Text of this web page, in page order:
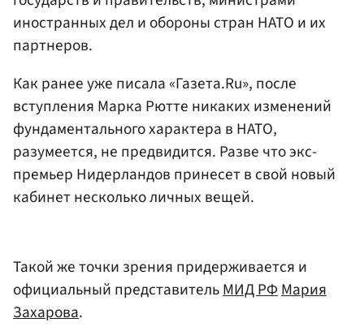
иностранных дел и обороны стран НАТО и их
партнеров.
Как ранее уже писала «Газета.Ru», после
вступления Марка Рютте никаких изменений
фундаментального характера в НАТО,
разумеется, не предвидится. Разве что экс-
премьер Нидерландов принесет в свой новый
кабинет несколько личных вещей.
Такой же точки зрения придерживается и
официальный представительМИД РФМария
Захарова.